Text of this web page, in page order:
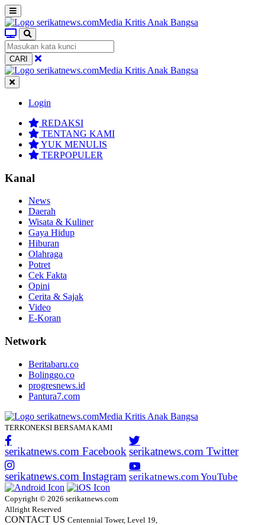
CARI
Login
REDAKSI
TENTANG KAMI
YUK MENULIS
TERPOPULER
Kanal
News
Daerah
Wisata & Kuliner
Gaya Hidup
Hiburan
Olahraga
Potret
Cek Fakta
Opini
Cerita & Sajak
Video
E-Koran
Network
Beritabaru.co
Bolinggo.co
progresnews.id
Pantura7.com
TERKONEKSI BERSAMA KAMI
serikatnews.com Facebook serikatnews.com Twitter
serikatnews.com Instagram serikatnews.com YouTube
Copyright © 2026 serikatnews.com
Allright Reserved
CONTACT US Centennial Tower, Level 19,